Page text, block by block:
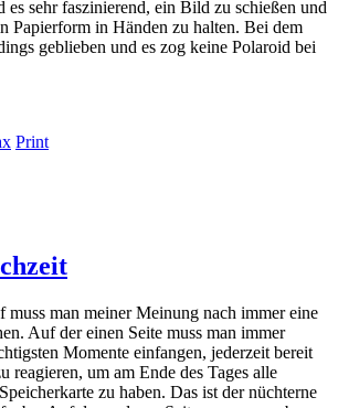
sehr faszinierend, ein Bild zu schießen und
Papierform in Händen zu halten. Bei dem
geblieben und es zog keine Polaroid bei
Print
muss man meiner Meinung nach immer eine
Auf der einen Seite muss man immer
Momente einfangen, jederzeit bereit
reagieren, um am Ende des Tages alle
zu haben. Das ist der nüchterne